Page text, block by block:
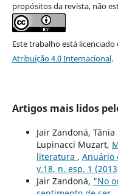
propósitos da revista, não
Este trabalho está licenciado
Atribuição 4.0 Internacional.
Artigos mais lidos
Jair Zandoná,
Lupinacci Muzart,
literatura , Anuário
v.18, n. esp. 1
Jair Zandoná, "No